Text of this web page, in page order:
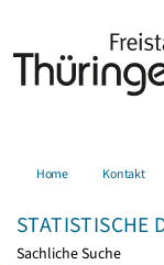
Home Kontakt
STATISTISCHE
Sachliche Suche